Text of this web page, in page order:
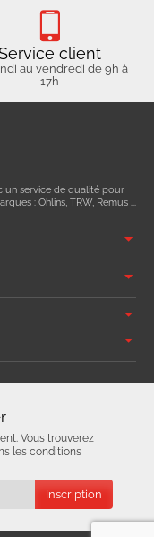
client
au vendredi de 9h à
17h
un service de qualité pour
: Ohlins, TRW, Remus ...
Vous trouverez
les conditions